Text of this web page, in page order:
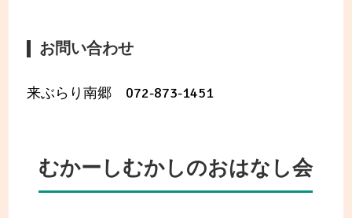
お問い合わせ
来ぶらり南郷 072-873-1451
むかーしむかしのおはなし会